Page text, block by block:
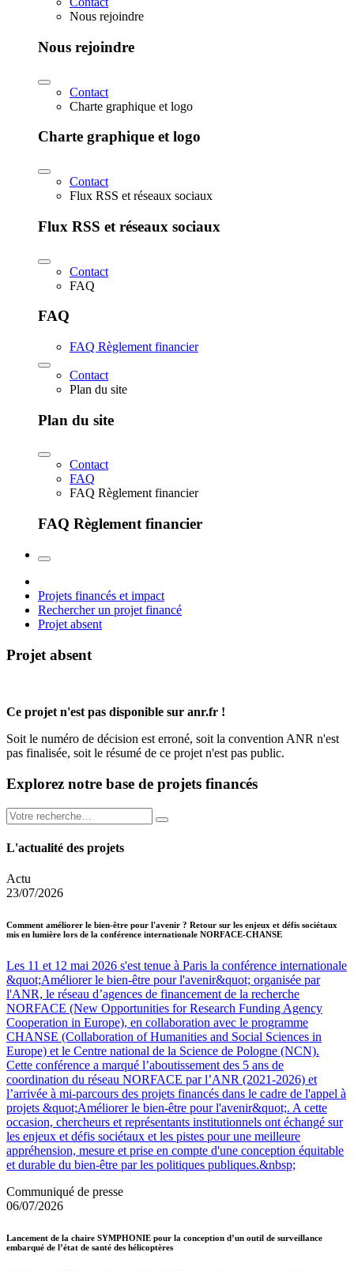
Nous rejoindre
Nous rejoindre
Contact
Charte graphique et logo
Charte graphique et logo
Contact
Flux RSS et réseaux sociaux
Flux RSS et réseaux sociaux
Contact
FAQ
FAQ
FAQ Règlement financier
Contact
Plan du site
Plan du site
Contact
FAQ
FAQ Règlement financier
FAQ Règlement financier
Projets financés et impact
Rechercher un projet financé
Projet absent
Projet absent
Ce projet n'est pas disponible sur anr.fr !
Soit le numéro de décision est erroné, soit la convention ANR n'est
pas finalisée, soit le résumé de ce projet n'est pas public.
Explorez notre base de projets financés
L'actualité des projets
Actu
23/07/2026
Comment améliorer le bien-être pour l'avenir ? Retour sur les enjeux et défis sociétaux
mis en lumière lors de la conférence internationale NORFACE-CHANSE
Les 11 et 12 mai 2026 s'est tenue à Paris la conférence internationale
&quot;Améliorer le bien-être pour l'avenir&quot; organisée par
l'ANR, le réseau d’agences de financement de la recherche
NORFACE (New Opportunities for Research Funding Agency
Cooperation in Europe), en collaboration avec le programme
CHANSE (Collaboration of Humanities and Social Sciences in
Europe) et le Centre national de la Science de Pologne (NCN).
Cette conférence a marqué l’aboutissement des 5 ans de
coordination du réseau NORFACE par l’ANR (2021-2026) et
l’arrivée à mi-parcours des projets financés dans le cadre de l'appel à
projets &quot;Améliorer le bien-être pour l'avenir&quot;. A cette
occasion, chercheurs et représentants institutionnels ont échangé sur
les enjeux et défis sociétaux et les pistes pour une meilleure
appréhension, mesure et prise en compte d'une conception équitable
et durable du bien-être par les politiques publiques.&nbsp;
Communiqué de presse
06/07/2026
Lancement de la chaire SYMPHONIE pour la conception d’un outil de surveillance
embarqué de l’état de santé des hélicoptères